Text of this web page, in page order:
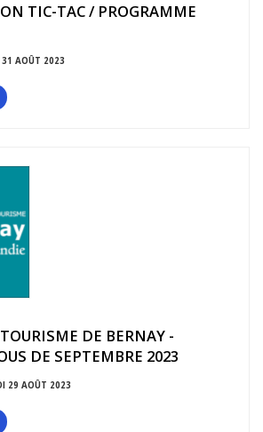
TIC-TAC / PROGRAMME
31 AOÛT 2023
DE BERNAY -
DE SEPTEMBRE 2023
29 AOÛT 2023